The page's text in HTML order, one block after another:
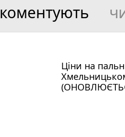
коментують
Ціни на